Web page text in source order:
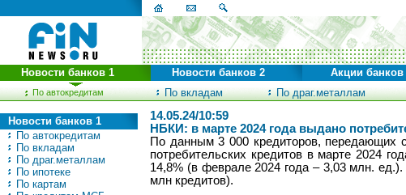
По автокредитам По вкладам По драг.металлам
Новости банков 1 Новости банков 2 Акции банков
Новости банков 1
По автокредитам
По вкладам
По драг.металлам
По ипотеке
По картам
14.05.24/10:59
НБКИ: в марте 2024 года выдано
По данным 3 000 кредиторов, передающих
потребительских кредитов в марте 2024
14,8% (в феврале 2024 года – 3,03 млн.
млн кредитов).